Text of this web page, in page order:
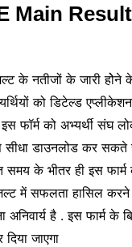
Main Result
के नतीजों के जारी
को डिटेल्ड
फॉर्म को अभ्यर्थी संघ
सीधा डाउनलोड कर
समय के भीतर ही इस
में सफलता हासिल करने
अनिवार्य है . इस फार्म के
जाएगा